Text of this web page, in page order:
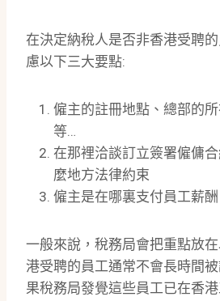
在決定納稅人是否非香港受聘
慮以下三大要點:
僱主的註冊地點、總部的
等…
在那裡洽談訂立簽署僱傭
麼地方法律約束
僱主是在哪裏支付員工薪酬
一般來說，稅務局會把重點放
港受聘的員工通常不會長時間
果稅務局發覺這些員工已在香